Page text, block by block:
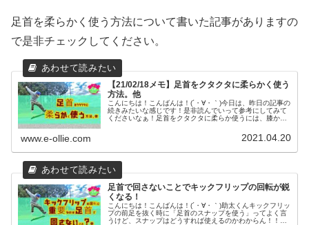
足首を柔らかく使う方法について書いた記事がありますの
で是非チェックしてください。
【21/02/18メモ】足首をクタクタに柔らかく使う
方法。他
こんにちは！こんばんは！(´・∀・｀)今日は、昨日の記事の
続きみたいな感じです！是非読んでいって参考にしてみて
くださいなぁ！足首をクタクタに柔らか使うには、膝から
www.e-ollie.com 2021.04.20
足首で回さないことでキックフリップの回転が鋭
くなる！
こんにちは！こんばんは！(´・∀・｀)助太くんキックフリッ
プの前足を抜く時に「足首のスナップを使う」ってよく言
うけど、スナップはどうすれば使えるのかわからん！！そ